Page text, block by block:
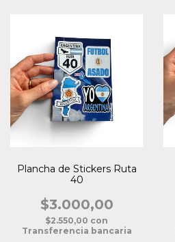
Plancha de Stickers Ruta
40
$3.000,00
$2.550,00 con
Transferencia bancaria